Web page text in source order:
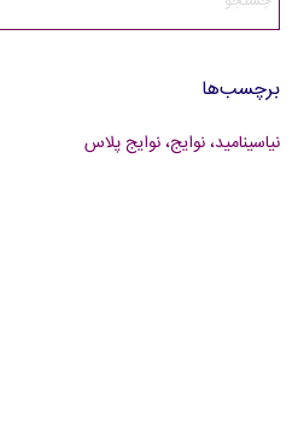
برچسب‌ها
نیاسینامید، نوایج، نوایج پلاس